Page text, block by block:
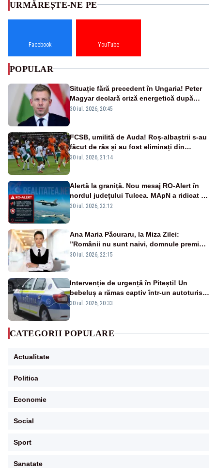
URMĂREȘTE-NE PE
Facebook YouTube
POPULAR
Situație fără precedent în Ungaria! Peter
Magyar declară criză energetică după
oprirea centralei de la Paks
30 iul. 2026, 20:45
FCSB, umilită de Auda! Roș-albaștrii s-au
făcut de râs și au fost eliminați din
Conference League
30 iul. 2026, 21:14
Alertă la graniță. Nou mesaj RO-Alert în
nordul județului Tulcea. MApN a ridicat de
la sol două avioane F-16
30 iul. 2026, 22:12
Ana Maria Păcuraru, la Miza Zilei:
”Românii nu sunt naivi, domnule premier
Bolojan”
30 iul. 2026, 22:15
Intervenție de urgență în Pitești! Un
bebeluș a rămas captiv într-un autoturism
din cauza unei defecțiuni
30 iul. 2026, 20:33
CATEGORII POPULARE
Actualitate
Politica
Economie
Social
Sport
Sanatate